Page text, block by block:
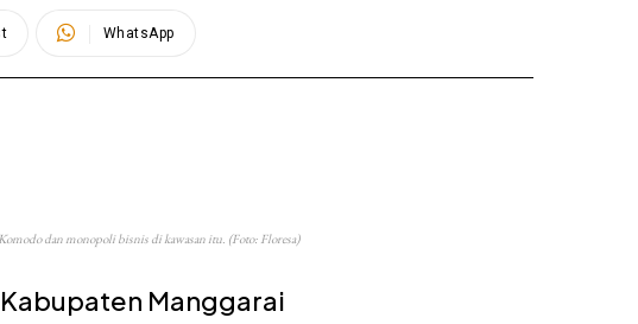
WhatsApp
dan monopoli bisnis di kawasan itu. (Foto: Floresa)
Manggarai